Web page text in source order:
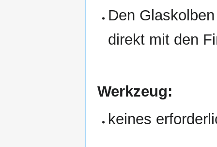
Den
direkt mit den
Werkzeug:
keines